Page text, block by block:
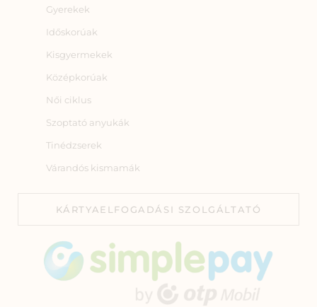
Gyerekek
Időskorúak
Kisgyermekek
Középkorúak
Női ciklus
Szoptató anyukák
Tinédzserek
Várandós kismamák
KÁRTYAELFOGADÁSI SZOLGÁLTATÓ